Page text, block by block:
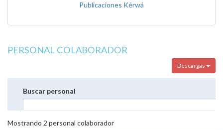
Publicaciones Kérwá
PERSONAL COLABORADOR
Descargas
Buscar personal
Mostrando 2 personal colaborador